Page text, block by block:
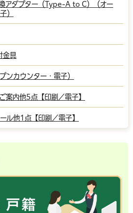
アダプター（Type-A to C）（オー
）
金具
ンカウンター・電子）
案内他5点【印刷／電子】
ル他1点【印刷／電子】